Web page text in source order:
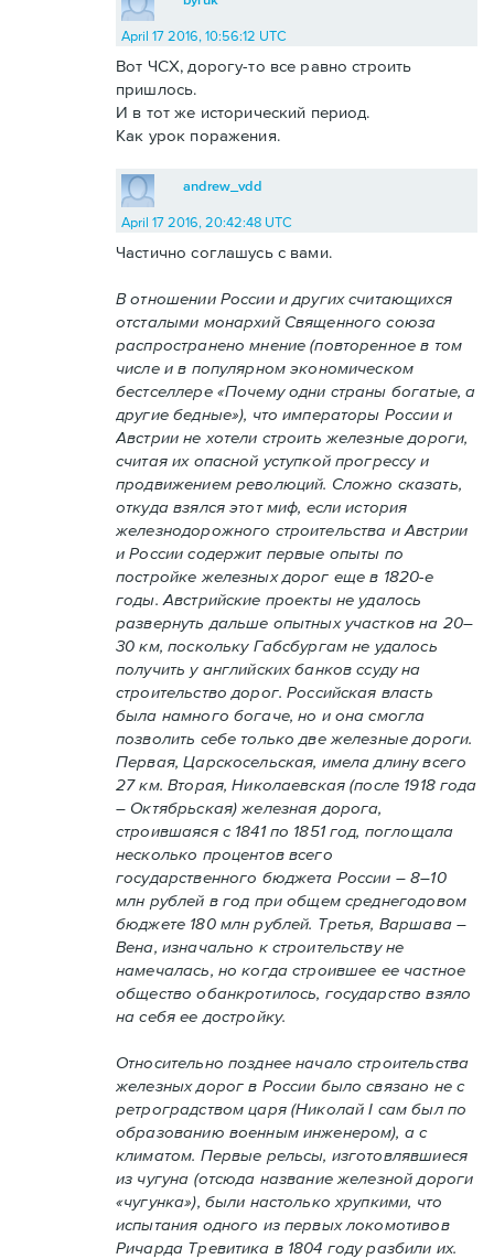
April 17 2016, 10:56:12 UTC
Вот ЧСХ, дорогу-то все равно строить
пришлось.
И в тот же исторический период.
Как урок поражения.
andrew_vdd
April 17 2016, 20:42:48 UTC
Частично соглашусь с вами.
В отношении России и других считающихся
отсталыми монархий Священного союза
распространено мнение (повторенное в том
числе и в популярном экономическом
бестселлере «Почему одни страны богатые, а
другие бедные»), что императоры России и
Австрии не хотели строить железные дороги,
считая их опасной уступкой прогрессу и
продвижением революций. Сложно сказать,
откуда взялся этот миф, если история
железнодорожного строительства и Австрии
и России содержит первые опыты по
постройке железных дорог еще в 1820-е
годы. Австрийские проекты не удалось
развернуть дальше опытных участков на 20–
30 км, поскольку Габсбургам не удалось
получить у английских банков ссуду на
строительство дорог. Российская власть
была намного богаче, но и она смогла
позволить себе только две железные дороги.
Первая, Царскосельская, имела длину всего
27 км. Вторая, Николаевская (после 1918 года
– Октябрьская) железная дорога,
строившаяся с 1841 по 1851 год, поглощала
несколько процентов всего
государственного бюджета России – 8–10
млн рублей в год при общем среднегодовом
бюджете 180 млн рублей. Третья, Варшава –
Вена, изначально к строительству не
намечалась, но когда строившее ее частное
общество обанкротилось, государство взяло
на себя ее достройку.
Относительно позднее начало строительства
железных дорог в России было связано не с
ретроградством царя (Николай I сам был по
образованию военным инженером), а с
климатом. Первые рельсы, изготовлявшиеся
из чугуна (отсюда название железной дороги
«чугунка»), были настолько хрупкими, что
испытания одного из первых локомотивов
Ричарда Тревитика в 1804 году разбили их.